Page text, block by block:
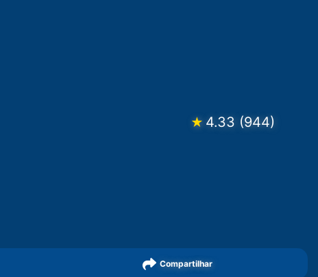
★ 4.33 (944)
Compartilhar